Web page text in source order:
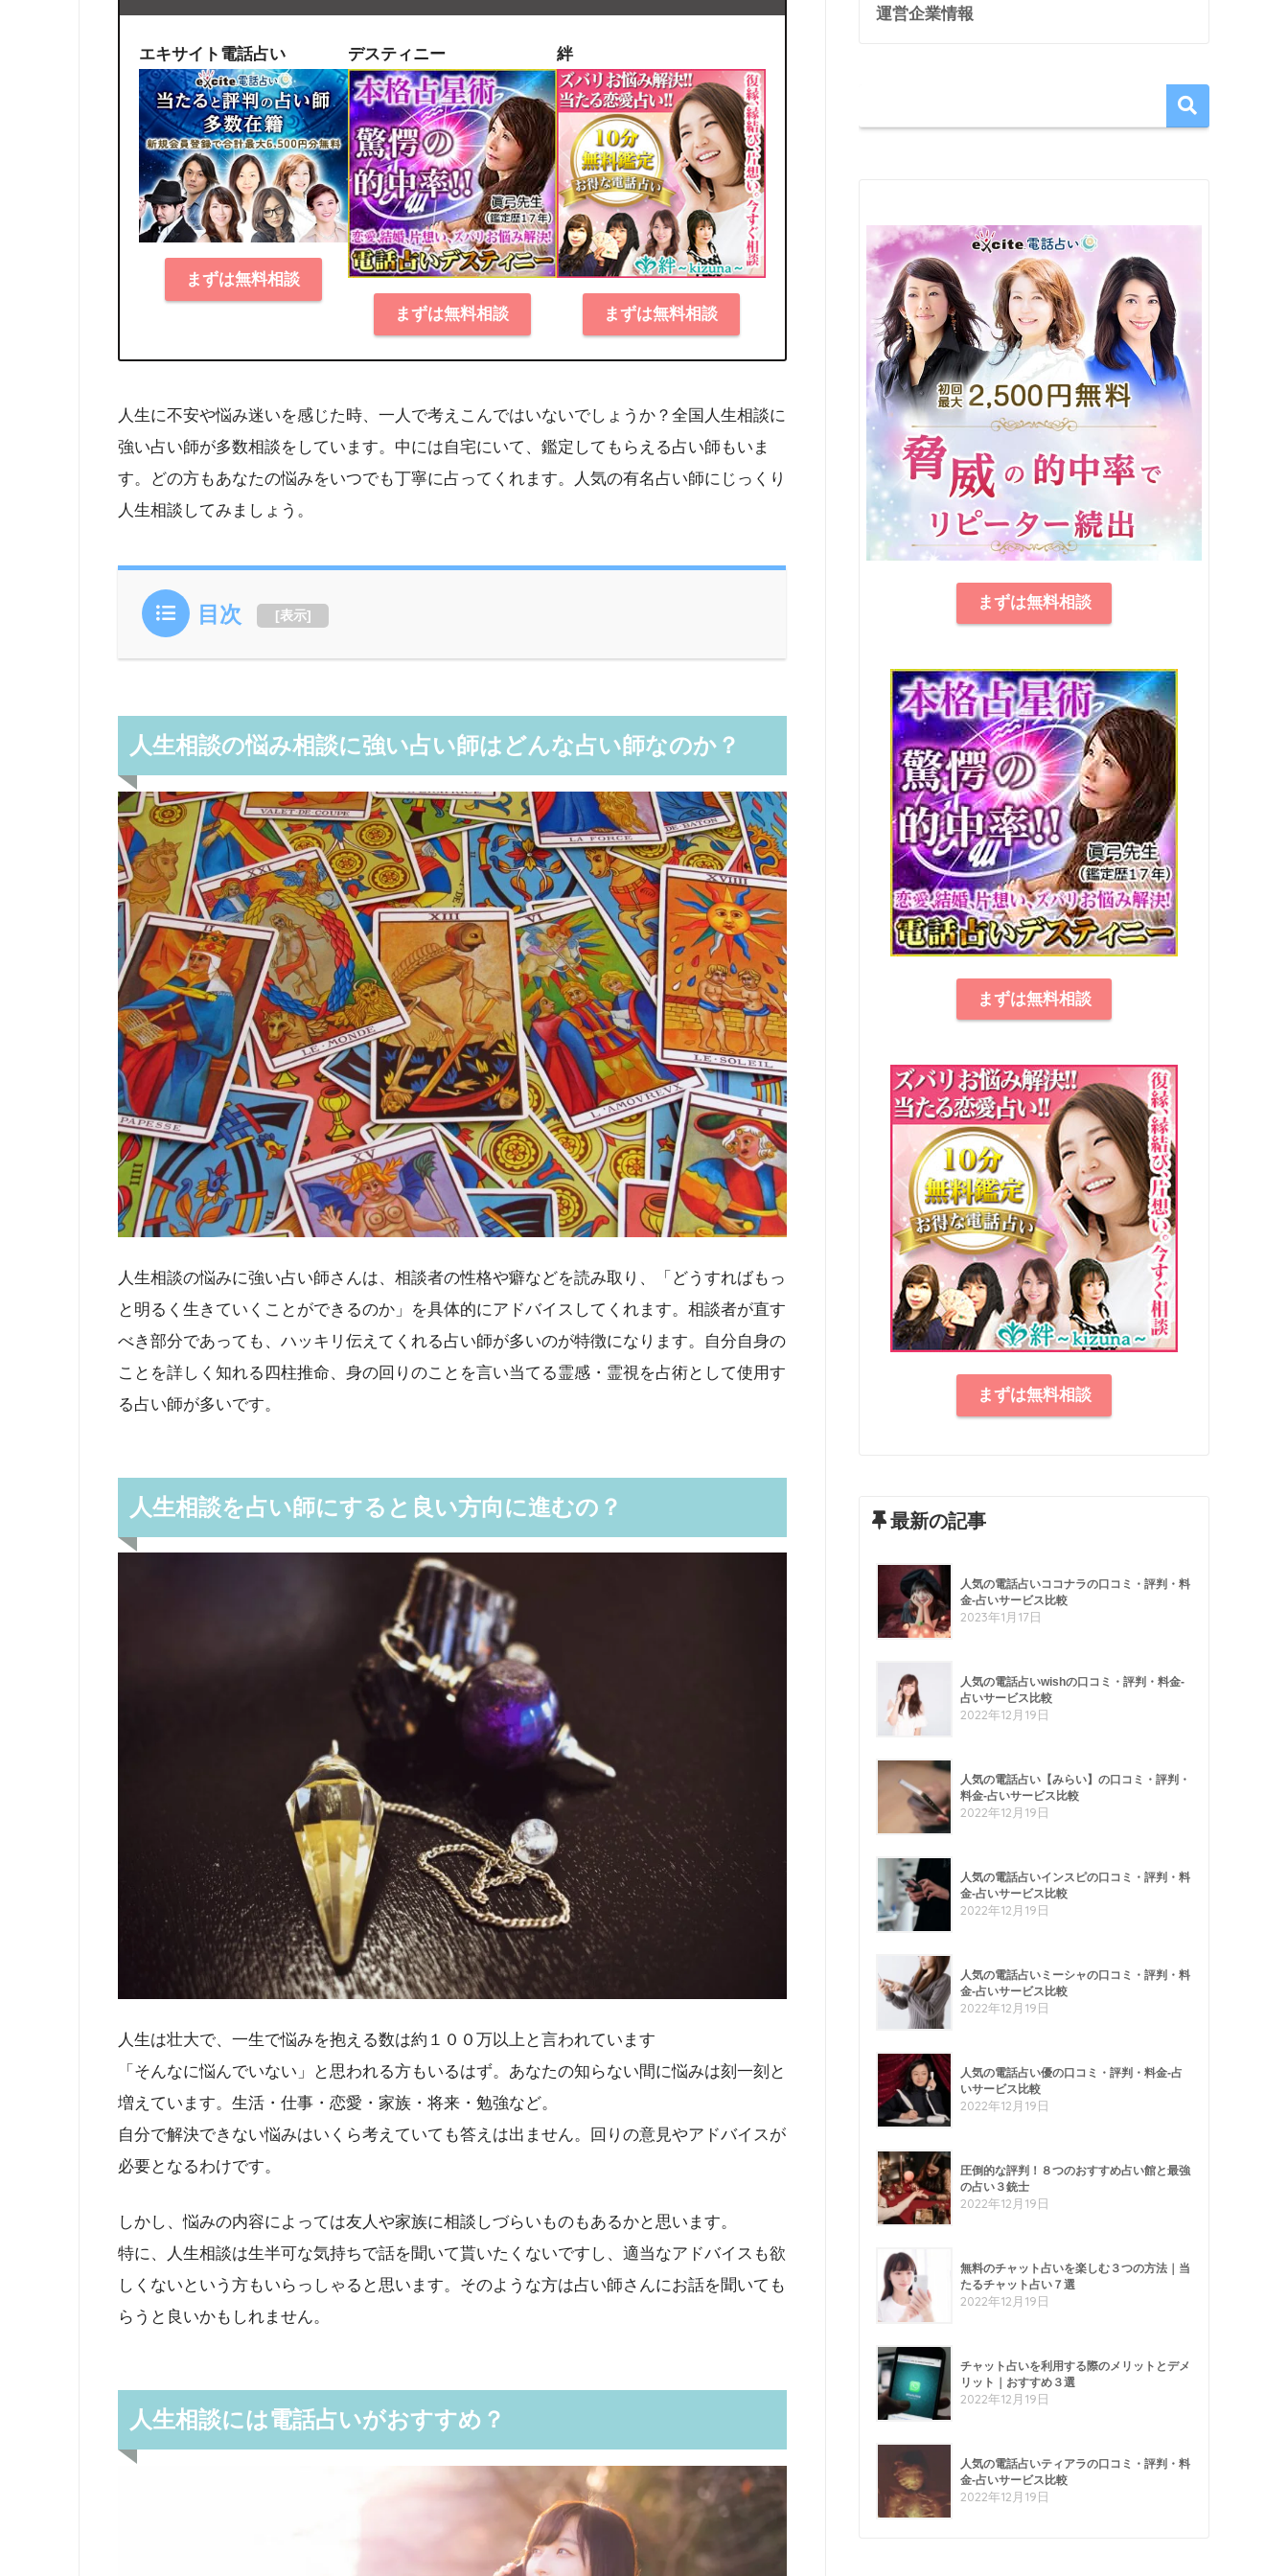
エキサイト電話占い
まずは無料相談
デスティニー
まずは無料相談
絆
まずは無料相談
人生に不安や悩み迷いを感じた時、一人で考えこんではいないでしょうか？全国人生相談に
強い占い師が多数相談をしています。中には自宅にいて、鑑定してもらえる占い師もいま
す。どの方もあなたの悩みをいつでも丁寧に占ってくれます。人気の有名占い師にじっくり
人生相談してみましょう。
目次 [表示]
人生相談の悩み相談に強い占い師はどんな占い師なのか？
人生相談の悩みに強い占い師さんは、相談者の性格や癖などを読み取り、「どうすればもっ
と明るく生きていくことができるのか」を具体的にアドバイスしてくれます。相談者が直す
べき部分であっても、ハッキリ伝えてくれる占い師が多いのが特徴になります。自分自身の
ことを詳しく知れる四柱推命、身の回りのことを言い当てる霊感・霊視を占術として使用す
る占い師が多いです。
人生相談を占い師にすると良い方向に進むの？
人生は壮大で、一生で悩みを抱える数は約１００万以上と言われています
「そんなに悩んでいない」と思われる方もいるはず。あなたの知らない間に悩みは刻一刻と
増えています。生活・仕事・恋愛・家族・将来・勉強など。
自分で解決できない悩みはいくら考えていても答えは出ません。回りの意見やアドバイスが
必要となるわけです。
しかし、悩みの内容によっては友人や家族に相談しづらいものもあるかと思います。
特に、人生相談は生半可な気持ちで話を聞いて貰いたくないですし、適当なアドバイスも欲
しくないという方もいらっしゃると思います。そのような方は占い師さんにお話を聞いても
らうと良いかもしれません。
人生相談には電話占いがおすすめ？
運営企業情報
まずは無料相談
まずは無料相談
まずは無料相談
最新の記事
人気の電話占いココナラの口コミ・評判・料
金-占いサービス比較
2023年1月17日
人気の電話占いwishの口コミ・評判・料金-
占いサービス比較
2022年12月19日
人気の電話占い【みらい】の口コミ・評判・
料金-占いサービス比較
2022年12月19日
人気の電話占いインスピの口コミ・評判・料
金-占いサービス比較
2022年12月19日
人気の電話占いミーシャの口コミ・評判・料
金-占いサービス比較
2022年12月19日
人気の電話占い優の口コミ・評判・料金-占
いサービス比較
2022年12月19日
圧倒的な評判！８つのおすすめ占い館と最強
の占い３銃士
2022年12月19日
無料のチャット占いを楽しむ３つの方法｜当
たるチャット占い７選
2022年12月19日
チャット占いを利用する際のメリットとデメ
リット｜おすすめ３選
2022年12月19日
人気の電話占いティアラの口コミ・評判・料
金-占いサービス比較
2022年12月19日